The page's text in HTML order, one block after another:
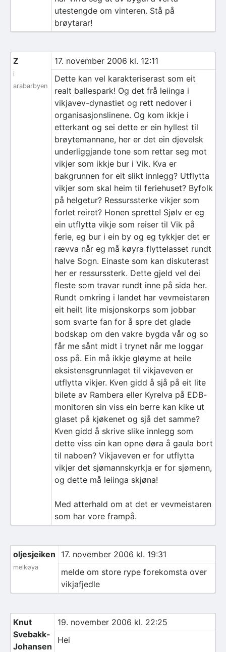
utestengde om vinteren. Stå på
brøytarar!
Z
i
arabarbyen
17. november 2006 kl. 12:11
Dette kan vel karakteriserast som eit
realt ballespark! Og det frå leiinga i
vikjavev-dynastiet og rett nedover i
organisasjonslinene. Og kom ikkje i
etterkant og sei dette er ein hyllest til
brøytemannane, her er det ein djevelsk
underliggjande tone som rettar seg mot
vikjer som ikkje bur i Vik. Kva er
bakgrunnen for eit slikt innlegg? Utflytta
vikjer som skal heim til feriehuset? Byfolk
på helgetur? Ressurssterke vikjer som
forlet reiret? Honen sprette! Sjølv er eg
ein utflytta vikje som reiser til Vik på
ferie, eg bur i ein by og eg tykkjer det er
rævva når eg må køyra flyttelasset rundt
halve Sogn. Einaste som kan diskuterast
her er ressurssterk. Dette gjeld vel dei
fleste som travar rundt inne på sida her.
Rundt omkring i landet har vevmeistaren
eit heilt lite misjonskorps som jobbar
som svarte fan for å spre det glade
bodskap om den vakre bygda vår og so
får me sånt midt i trynet når me loggar
oss på. Ein må ikkje gløyme at heile
eksistensgrunnlaget til vikjaveven er
utflytta vikjer. Kven gidd å sjå på eit lite
bilete av Rambera eller Kyrelva på EDB-
monitoren sin viss ein berre kan kike ut
glaset på kjøkenet og sjå det samme?
Kven gidd å skrive slike innlegg som
dette viss ein kan opne døra å gaula bort
til naboen? Vikjaveven er for utflytta
vikjer det sjømannskyrkja er for sjømenn,
og dette må leiinga skjøna!
Med atterhald om at det er vevmeistaren
som har vore frampå.
oljesjeiken
melkøya
17. november 2006 kl. 19:31
melde om store rype forekomsta over
vikjafjedle
Knut
Svebakk-
Johansen
19. november 2006 kl. 22:25
Hei